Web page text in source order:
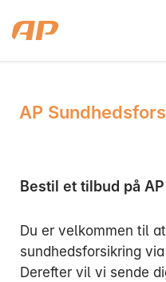
AP
Bestil et tilbud på
Du er velkommen til
sundhedsforsikring
Derefter vil vi sende
Skriv til os, hvis du
Skriv til os her